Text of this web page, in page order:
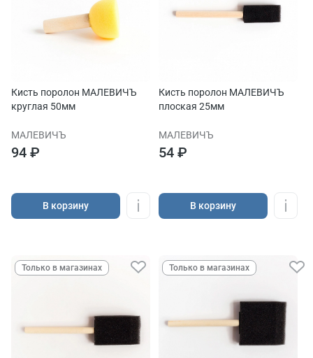
Кисть поролон МАЛЕВИЧЪ
круглая 50мм
МАЛЕВИЧЪ
94 ₽
В корзину
Кисть поролон МАЛЕВИЧЪ
плоская 25мм
МАЛЕВИЧЪ
54 ₽
В корзину
Только в магазинах Только в магазинах